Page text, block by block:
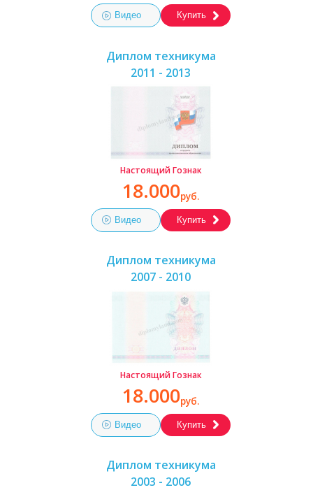
Видео Купить
Диплом техникума
2011 - 2013
Настоящий Гознак
18.000руб.
Видео Купить
Диплом техникума
2007 - 2010
Настоящий Гознак
18.000руб.
Видео Купить
Диплом техникума
2003 - 2006